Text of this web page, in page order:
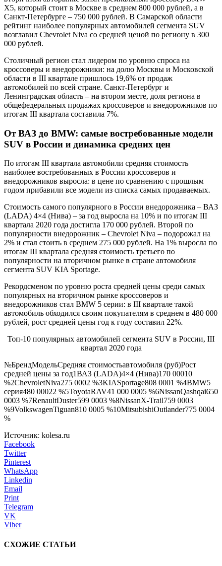
X5, который стоит в Москве в среднем 800 000 рублей, а в
Санкт-Петербурге – 750 000 рублей. В Самарской области
рейтинг наиболее популярных автомобилей сегмента SUV
возглавил Chevrolet Niva со средней ценой по региону в 300
000 рублей.
Столичный регион стал лидером по уровню спроса на
кроссоверы и внедорожники: на долю Москвы и Московской
области в III квартале пришлось 19,6% от продаж
автомобилей по всей стране. Санкт-Петербург и
Ленинградская область – на втором месте, доля региона в
общефедеральных продажах кроссоверов и внедорожников по
итогам III квартала составила 7%.
От ВАЗ до BMW: самые востребованные модели
SUV в России и динамика средних цен
По итогам III квартала автомобили средняя стоимость
наиболее востребованных в России кроссоверов и
внедорожников выросла: в цене по сравнению с прошлым
годом прибавили все модели из списка самых продаваемых.
Стоимость самого популярного в России внедорожника – ВАЗ
(LADA) 4×4 (Нива) – за год выросла на 10% и по итогам III
квартала 2020 года достигла 170 000 рублей. Второй по
популярности внедорожник – Chevrolet Niva – подорожал на
2% и стал стоить в среднем 275 000 рублей. На 1% выросла по
итогам III квартала средняя стоимость третьего по
популярности на вторичном рынке в стране автомобиля
сегмента SUV KIA Sportage.
Рекордсменом по уровню роста средней цены среди самых
популярных на вторичном рынке кроссоверов и
внедорожников стал BMW 5 серии: в III квартале такой
автомобиль обходился своим покупателям в среднем в 480 000
рублей, рост средней цены год к году составил 22%.
Топ-10 популярных автомобилей сегмента SUV в России, III
квартал 2020 года
№БрендМодельСредняя стоимостьавтомобиля (руб)Рост
средней цены за год1ВАЗ (LADA)4×4 (Нива)170 00010
%2ChevroletNiva275 0002 %3KIASportage808 0001 %4BMW5
серия480 00022 %5ToyotaRAV41 000 0005 %6NissanQashqai650
0003 %7RenaultDuster599 0003 %8NissanX-Trail759 0003
%9VolkswagenTiguan810 0005 %10MitsubishiOutlander775 0004
%
Источник: kolesa.ru
Facebook
Twitter
Pinterest
WhatsApp
Linkedin
Email
Print
Telegram
VK
Viber
СХОЖИЕ СТАТЬИ